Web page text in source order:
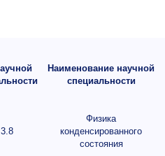
Наименование научной
специальности
Физика
конденсированного
состояния